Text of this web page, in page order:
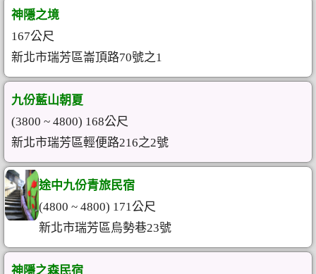
神隱之境
167公尺
新北市瑞芳區崙頂路70號之1
九份藍山朝夏
(3800 ~ 4800) 168公尺
新北市瑞芳區輕便路216之2號
途中九份青旅民宿
(4800 ~ 4800) 171公尺
新北市瑞芳區烏勢巷23號
神隱之森民宿